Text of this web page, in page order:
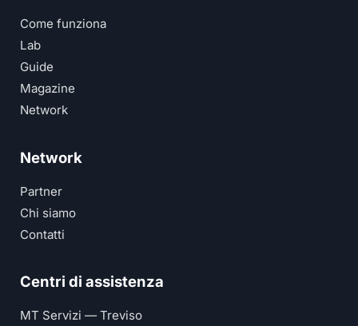
Come funziona
Lab
Guide
Magazine
Network
Network
Partner
Chi siamo
Contatti
Centri di assistenza
MT Servizi — Treviso